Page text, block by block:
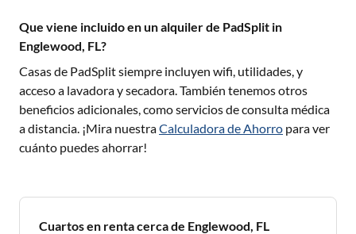
Que viene incluido en un alquiler de PadSplit in
Englewood, FL?
Casas de PadSplit siempre incluyen wifi, utilidades, y
acceso a lavadora y secadora. También tenemos otros
beneficios adicionales, como servicios de consulta médica
a distancia. ¡Mira nuestraCalculadora de Ahorro para ver
cuánto puedes ahorrar!
Cuartos en renta cerca de Englewood, FL